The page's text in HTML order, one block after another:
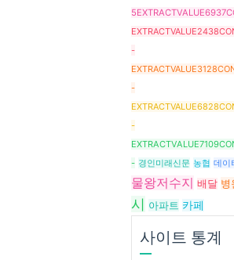
-
-
-
- 경인미래신문 농협 데이
물왕저수지 배달 병
시 아파트 카페
사이트 통계